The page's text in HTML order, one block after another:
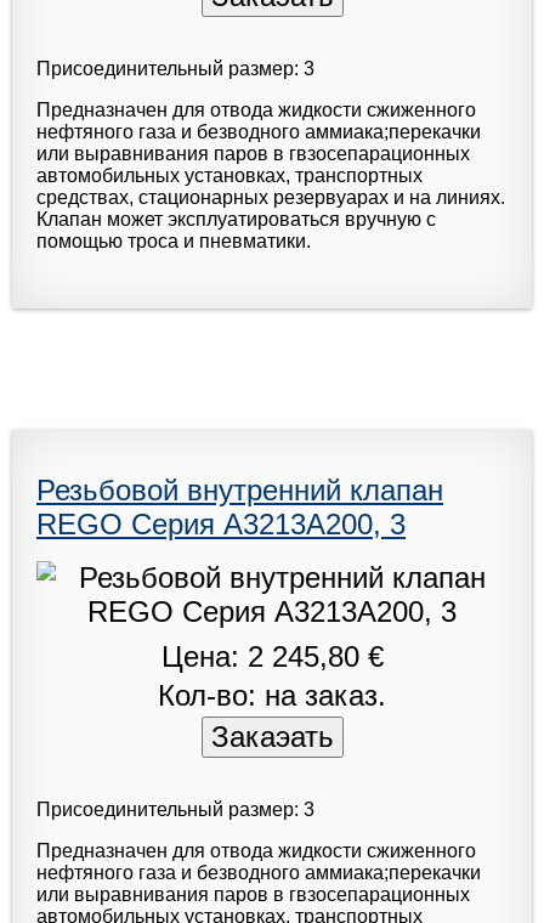
Присоединительный размер: 3
Предназначен для отвода жидкости сжиженного
нефтяного газа и безводного аммиака;перекачки
или выравнивания паров в гвзосепарационных
автомобильных установках, транспортных
средствах, стационарных резервуарах и на линиях.
Клапан может эксплуатироваться вручную с
помощью троса и пневматики.
Резьбовой внутренний клапан
REGO Серия A3213A200, 3
Цена: 2 245,80 €
Кол-во: на заказ.
Присоединительный размер: 3
Предназначен для отвода жидкости сжиженного
нефтяного газа и безводного аммиака;перекачки
или выравнивания паров в гвзосепарационных
автомобильных установках, транспортных